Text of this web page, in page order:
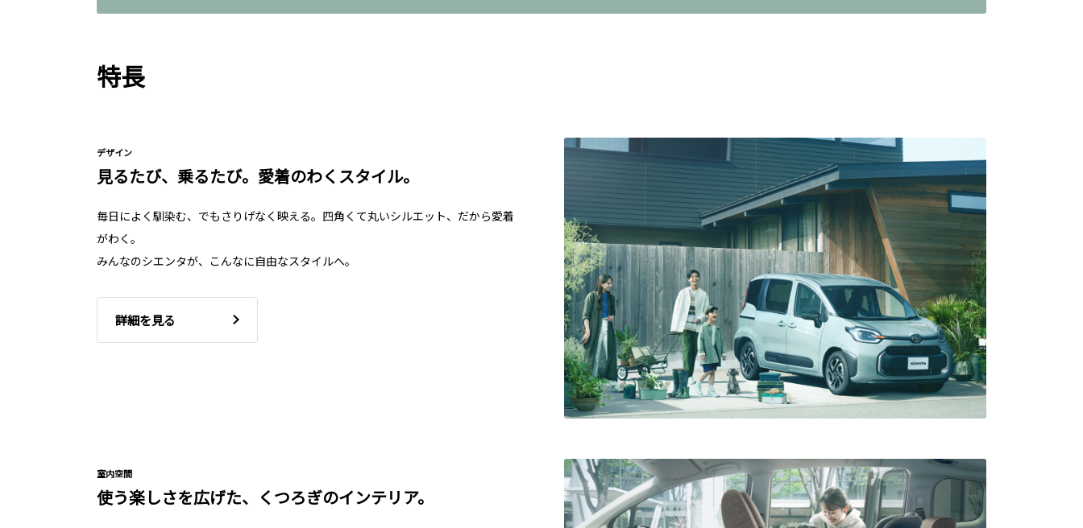
特長
デザイン
見るたび、乗るたび。愛着のわくスタイル。
毎日によく馴染む、でもさりげなく映える。四角くて丸いシルエット、だから愛着
がわく。
みんなのシエンタが、こんなに自由なスタイルへ。
詳細を見る
室内空間
使う楽しさを広げた、くつろぎのインテリア。